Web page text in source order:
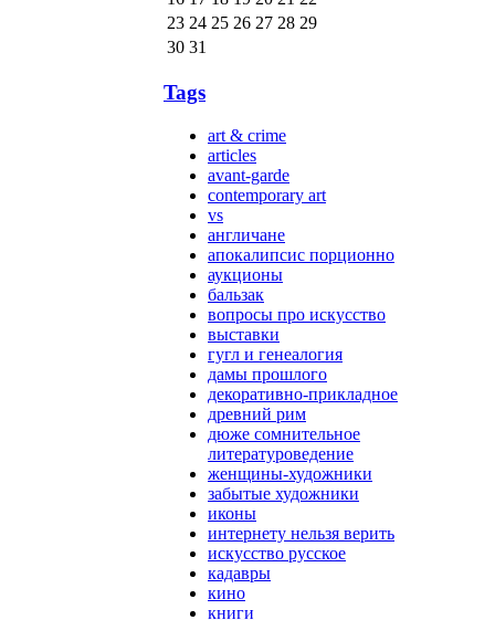
23 24 25 26 27 28 29
30 31
Tags
art & crime
articles
avant-garde
contemporary art
vs
англичане
апокалипсис порционно
аукционы
бальзак
вопросы про искусство
выставки
гугл и генеалогия
дамы прошлого
декоративно-прикладное
древний рим
дюже сомнительное
литературоведение
женщины-художники
забытые художники
иконы
интернету нельзя верить
искусство русское
кадавры
кино
книги